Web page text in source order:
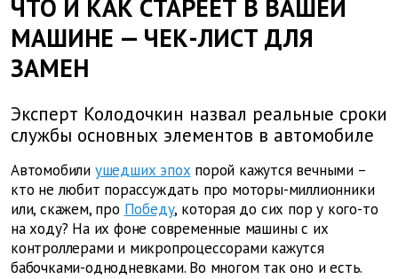
ЧТО И КАК СТАРЕЕТ В ВАШЕЙ
МАШИНЕ — ЧЕК-ЛИСТ ДЛЯ
ЗАМЕН
Эксперт Колодочкин назвал реальные сроки
службы основных элементов в автомобиле
Автомобили ушедших эпох порой кажутся вечными –
кто не любит порассуждать про моторы-миллионники
или, скажем, про Победу, которая до сих пор у кого-то
на ходу? На их фоне современные машины с их
контроллерами и микропроцессорами кажутся
бабочками-однодневками. Во многом так оно и есть.